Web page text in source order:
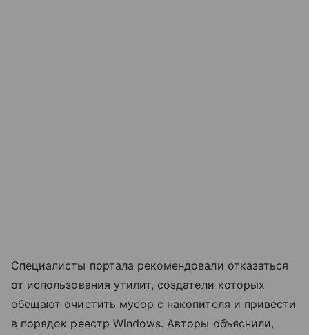
Специалисты портала рекомендовали отказаться
от использования утилит, создатели которых
обещают очистить мусор с накопителя и привести
в порядок реестр Windows. Авторы объяснили,